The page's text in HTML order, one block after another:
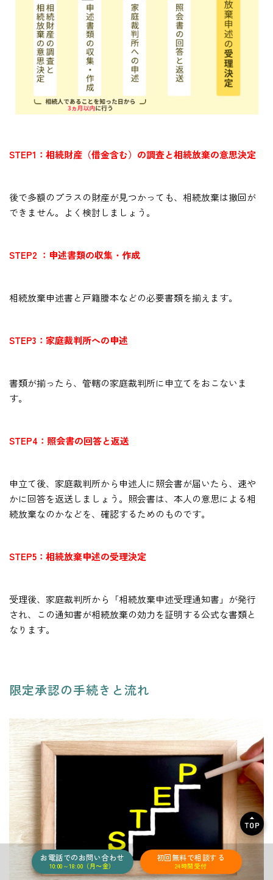
STEP1：相続財産（借金含む）の調査と相続放棄の意思決定
後で多額のプラスの財産が見つかっても、相続放棄は撤回が
できません。よく検討しましょう。
STEP2 ：申述書類の収集・作成
相続放棄申述書と戸籍謄本などの必要書類を揃えます。
STEP3：家庭裁判所への申述
書類が揃ったら、管轄の家庭裁判所に申立てをおこないま
す。
STEP4：照会書の回答と返送
申立て後、家庭裁判所から申述人に照会書が届いたら、速や
かに回答を返送しましょう。照会書は、本人の意思による相
続放棄なのかなどを、確認するためのものです。
STEP5：相続放棄申述の受理決定
受理後、家庭裁判所から「相続放棄申述受理通知書」が発行
され、この通知書が相続放棄の効力を証明する公式な書類と
なります。
限定承認の手続きと流れ
お電話でのお問い合わせ
10:00～18:00（月〜金）
初回無料で相談する
24時間受付